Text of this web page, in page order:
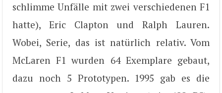
schlimme Unfälle mit zwei verschiedenen F1
hatte), Eric Clapton und Ralph Lauren.
Wobei, Serie, das ist natürlich relativ. Vom
McLaren F1 wurden 64 Exemplare gebaut,
dazu noch 5 Prototypen. 1995 gab es die